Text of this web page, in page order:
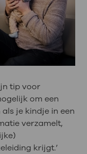
tip voor
om een
je kindje in een
verzamelt,
krijgt.’